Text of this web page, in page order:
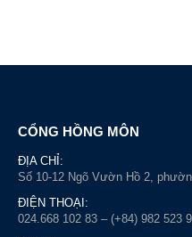
CỔNG HỒNG MÔN
ĐỊA CHỈ:
Số 10-12 Ngõ Vườn Hồ 2,
ĐIỆN THOẠI:
024.668 102 83 – (+84) 982 523